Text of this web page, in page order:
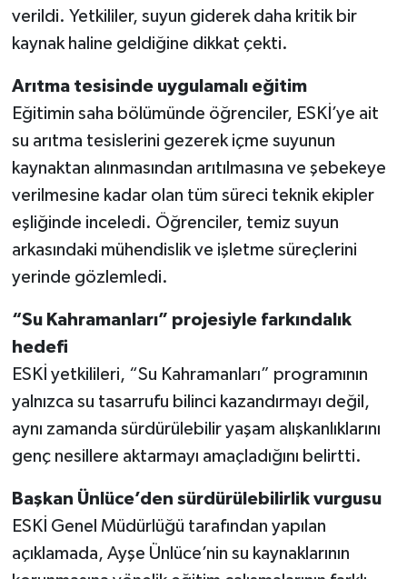
verildi. Yetkililer, suyun giderek daha kritik bir
kaynak haline geldiğine dikkat çekti.
Arıtma tesisinde uygulamalı eğitim
Eğitimin saha bölümünde öğrenciler, ESKİ’ye ait
su arıtma tesislerini gezerek içme suyunun
kaynaktan alınmasından arıtılmasına ve şebekeye
verilmesine kadar olan tüm süreci teknik ekipler
eşliğinde inceledi. Öğrenciler, temiz suyun
arkasındaki mühendislik ve işletme süreçlerini
yerinde gözlemledi.
“Su Kahramanları” projesiyle farkındalık
hedefi
ESKİ yetkilileri, “Su Kahramanları” programının
yalnızca su tasarrufu bilinci kazandırmayı değil,
aynı zamanda sürdürülebilir yaşam alışkanlıklarını
genç nesillere aktarmayı amaçladığını belirtti.
Başkan Ünlüce’den sürdürülebilirlik vurgusu
ESKİ Genel Müdürlüğü tarafından yapılan
açıklamada, Ayşe Ünlüce’nin su kaynaklarının